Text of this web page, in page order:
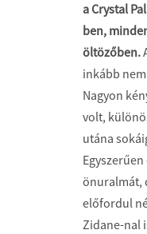
a Crystal
ben,
öltözőben.
inkább
Nagyon
volt,
utána
önuralmát,
előfordul
Zidane-nal